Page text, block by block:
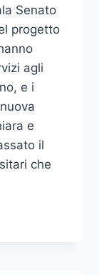
Senato
progetto
agli
e i
e
il
che